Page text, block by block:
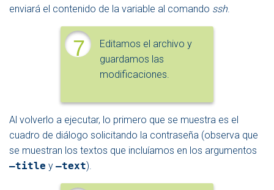
enviará el contenido de la variable al comando ssh.
7
Editamos el archivo y
guardamos las
modificaciones.
Al volverlo a ejecutar, lo primero que se muestra es el
cuadro de diálogo solicitando la contraseña (observa que
se muestran los textos que incluíamos en los argumentos
–title y –text).